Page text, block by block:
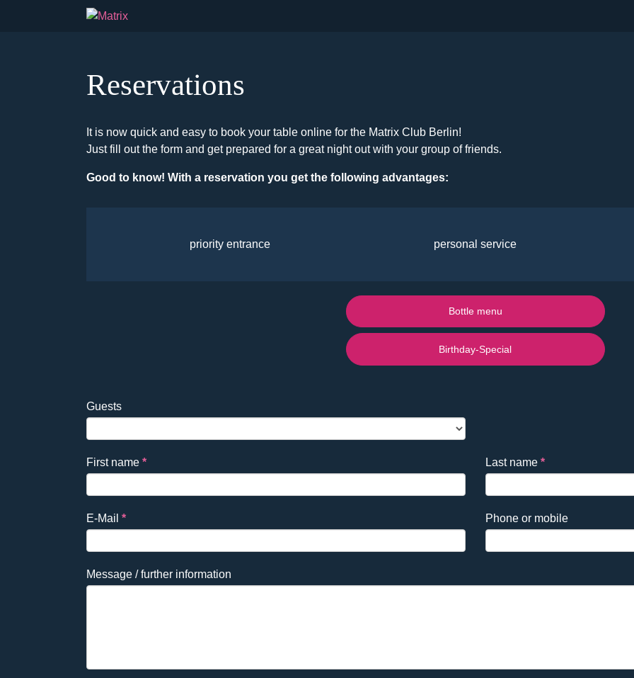
Reservations
It is now quick and easy to book your table online for the Matrix Club Berlin!
Just fill out the form and get prepared for a great night out with your group of friends.
Good to know! With a reservation you get the following advantages:
priority entrance personal service
Bottle menu
Birthday-Special
Reservierung
EN
Falls
Du
ein
Mensch
bist,
Feld
Guests
First name * Last name *
E-Mail * Phone or mobile
Message / further information